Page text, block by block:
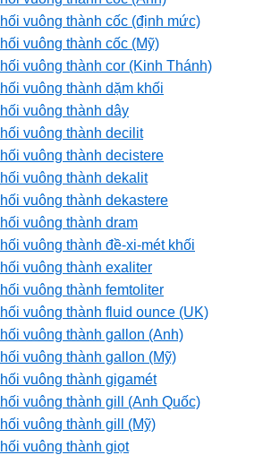
vuông thành cốc (định mức)
vuông thành cốc (Mỹ)
vuông thành cor (Kinh Thánh)
vuông thành dặm khối
vuông thành dây
vuông thành decilit
vuông thành decistere
vuông thành dekalit
vuông thành dekastere
vuông thành dram
vuông thành đề-xi-mét khối
vuông thành exaliter
vuông thành femtoliter
vuông thành fluid ounce (UK)
vuông thành gallon (Anh)
vuông thành gallon (Mỹ)
vuông thành gigamét
vuông thành gill (Anh Quốc)
vuông thành gill (Mỹ)
vuông thành giọt